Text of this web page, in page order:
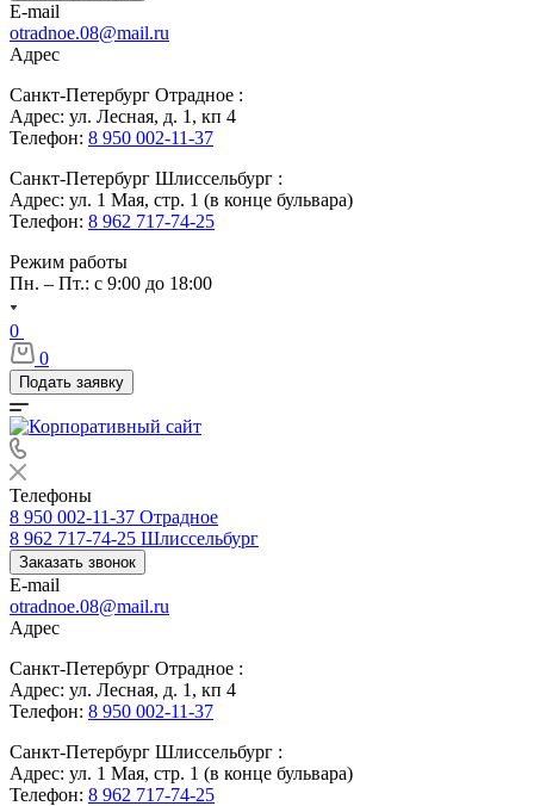
E-mail
otradnoe.08@mail.ru
Адрес
Санкт-Петербург Отрадное :
Адрес: ул. Лесная, д. 1, кп 4
Телефон: 8 950 002-11-37
Санкт-Петербург Шлиссельбург :
Адрес: ул. 1 Мая, стр. 1 (в конце бульвара)
Телефон: 8 962 717-74-25
Режим работы
Пн. – Пт.: с 9:00 до 18:00
0
0
Подать заявку
Телефоны
8 950 002-11-37 Отрадное
8 962 717-74-25 Шлиссельбург
Заказать звонок
E-mail
otradnoe.08@mail.ru
Адрес
Санкт-Петербург Отрадное :
Адрес: ул. Лесная, д. 1, кп 4
Телефон: 8 950 002-11-37
Санкт-Петербург Шлиссельбург :
Адрес: ул. 1 Мая, стр. 1 (в конце бульвара)
Телефон: 8 962 717-74-25